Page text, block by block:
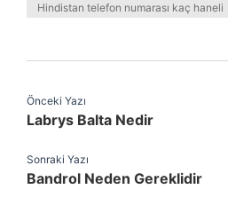
Hindistan telefon numarası kaç haneli
Önceki Yazı
Labrys Balta Nedir
Sonraki Yazı
Bandrol Neden Gereklidir